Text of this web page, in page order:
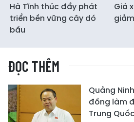
Hà Tĩnh thúc đẩy phát
triển bền vững cây dó
bầu
Giá
giảm
ĐỌC THÊM
Quảng
đồng làm
Trung